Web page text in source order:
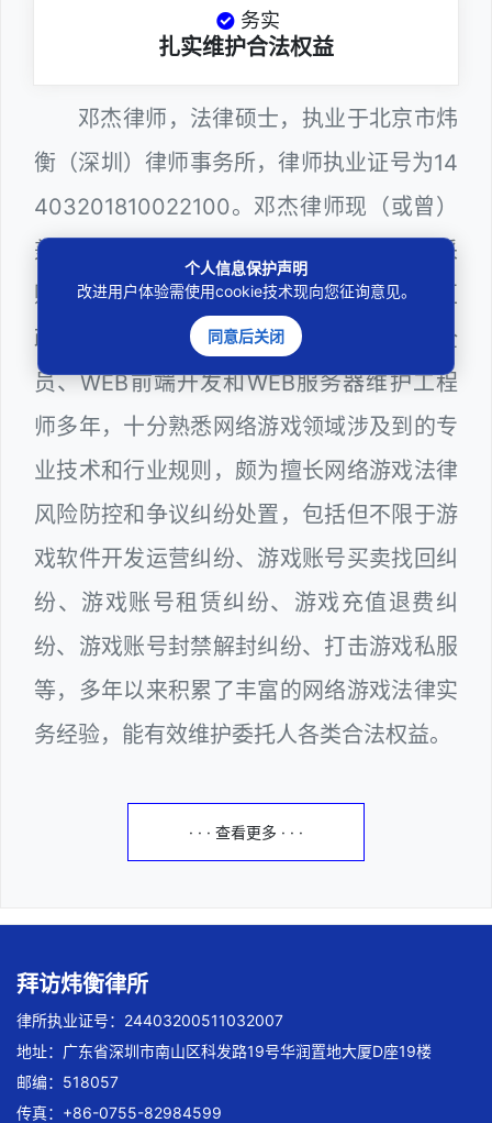
务实
扎实维护合法权益
邓杰律师，法律硕士，执业于北京市炜
衡（深圳）律师事务所，律师执业证号为14
403201810022100。邓杰律师现（或曾）
兼任深圳市人民政府听证员、深圳市政府采
购评审专家（法律类），曾担任深圳市某区
政府系统公职律师、计算机信息网络安全
员、WEB前端开发和WEB服务器维护工程
师多年，十分熟悉网络游戏领域涉及到的专
业技术和行业规则，颇为擅长网络游戏法律
风险防控和争议纠纷处置，包括但不限于游
戏软件开发运营纠纷、游戏账号买卖找回纠
纷、游戏账号租赁纠纷、游戏充值退费纠
纷、游戏账号封禁解封纠纷、打击游戏私服
等，多年以来积累了丰富的网络游戏法律实
务经验，能有效维护委托人各类合法权益。
· · · 查看更多 · · ·
拜访炜衡律所
律所执业证号：24403200511032007
地址：广东省深圳市南山区科发路19号华润置地大厦D座19楼
邮编：518057
传真：+86-0755-82984599
个人信息保护声明
改进用户体验需使用cookie技术现向您征询意见。
同意后关闭